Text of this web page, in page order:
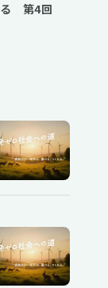
る 第4回